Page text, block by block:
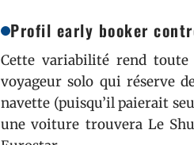
Profil early booker
Cette variabilité rend
voyageur solo qui réserve
navette (puisqu’il paierait
une voiture trouvera Le